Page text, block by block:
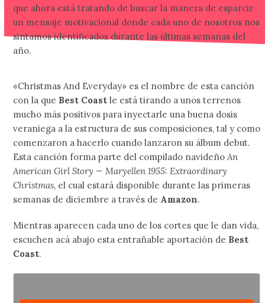
que ahora está tratando de buscar la manera de esparcir
un mensaje motivacional donde cada uno de nosotros nos
sintamos identificados durante las últimas semanas del
año.
«Christmas And Everyday» es el nombre de esta canción
con la que Best Coast le está tirando a unos terrenos
mucho más positivos para inyectarle una buena dosis
veraniega a la estructura de sus composiciones, tal y como
comenzaron a hacerlo cuando lanzaron su álbum debut.
Esta canción forma parte del compilado navideñoAn
American Girl Story — Maryellen 1955: Extraordinary
Christmas, el cual estará disponible durante las primeras
semanas de diciembre a través de Amazon.
Mientras aparecen cada uno de los cortes que le dan vida,
escuchen acá abajo esta entrañable aportación de Best
Coast.